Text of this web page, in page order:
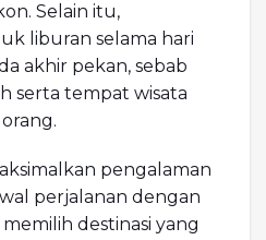
Selain itu,
liburan selama hari
akhir pekan, sebab
serta tempat wisata
pengalaman
perjalanan dengan
destinasi yang